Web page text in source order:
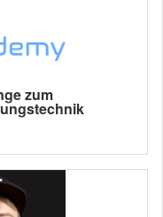
zum